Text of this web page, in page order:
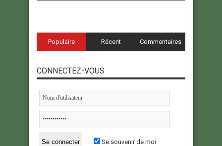
Populaire Récent Commentaires
CONNECTEZ-VOUS
Se souvenir de moi